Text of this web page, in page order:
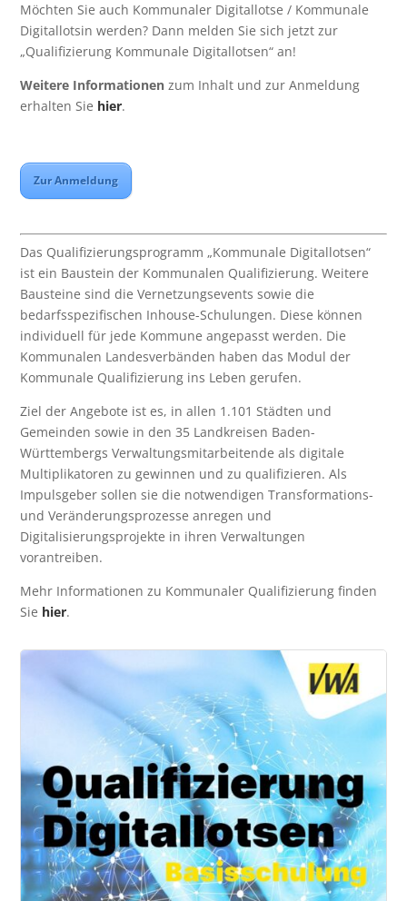
Möchten Sie auch Kommunaler Digitallotse / Kommunale
Digitallotsin werden? Dann melden Sie sich jetzt zur
„Qualifizierung Kommunale Digitallotsen“ an!
Weitere Informationen zum Inhalt und zur Anmeldung
erhalten Sie hier.
Zur Anmeldung
Das Qualifizierungsprogramm „Kommunale Digitallotsen“
ist ein Baustein der Kommunalen Qualifizierung. Weitere
Bausteine sind die Vernetzungsevents sowie die
bedarfsspezifischen Inhouse-Schulungen. Diese können
individuell für jede Kommune angepasst werden. Die
Kommunalen Landesverbänden haben das Modul der
Kommunale Qualifizierung ins Leben gerufen.
Ziel der Angebote ist es, in allen 1.101 Städten und
Gemeinden sowie in den 35 Landkreisen Baden-
Württembergs Verwaltungsmitarbeitende als digitale
Multiplikatoren zu gewinnen und zu qualifizieren. Als
Impulsgeber sollen sie die notwendigen Transformations-
und Veränderungsprozesse anregen und
Digitalisierungsprojekte in ihren Verwaltungen
vorantreiben.
Mehr Informationen zu Kommunaler Qualifizierung finden
Sie hier.